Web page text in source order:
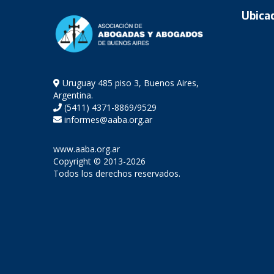
Uruguay 485 piso 3, Buenos Aires,
Argentina.
(5411) 4371-8869/9529
informes@aaba.org.ar
www.aaba.org.ar
Copyright © 2013-2026
Todos los derechos reservados.